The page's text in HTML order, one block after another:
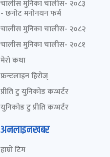
चालीस मुनिका चालीस- २०८३
- छनोट मनोनयन फर्म
चालीस मुनिका चालीस- २०८२
चालीस मुनिका चालीस- २०८१
मेरो कथा
फ्रन्टलाइन हिरोज्
प्रीति टु युनिकोड कन्भर्टर
युनिकोड टु प्रीति कन्भर्टर
अनलाइनखबर
हाम्रो टिम